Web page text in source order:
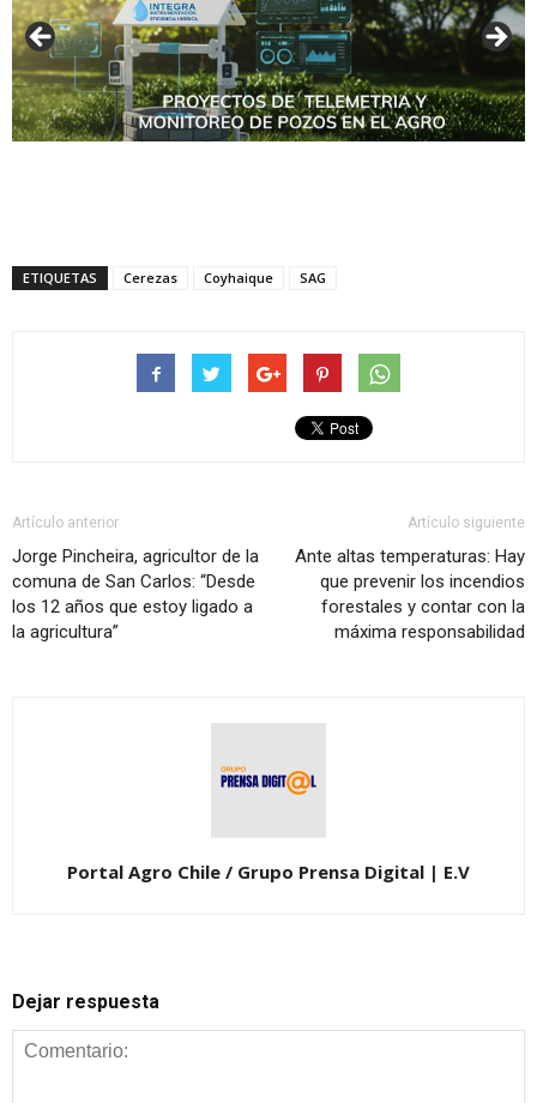
ETIQUETAS Cerezas Coyhaique SAG
Artículo anterior
Jorge Pincheira, agricultor de la
comuna de San Carlos: “Desde
los 12 años que estoy ligado a
la agricultura”
Artículo siguiente
Ante altas temperaturas: Hay
que prevenir los incendios
forestales y contar con la
máxima responsabilidad
Portal Agro Chile / Grupo Prensa Digital | E.V
Dejar respuesta